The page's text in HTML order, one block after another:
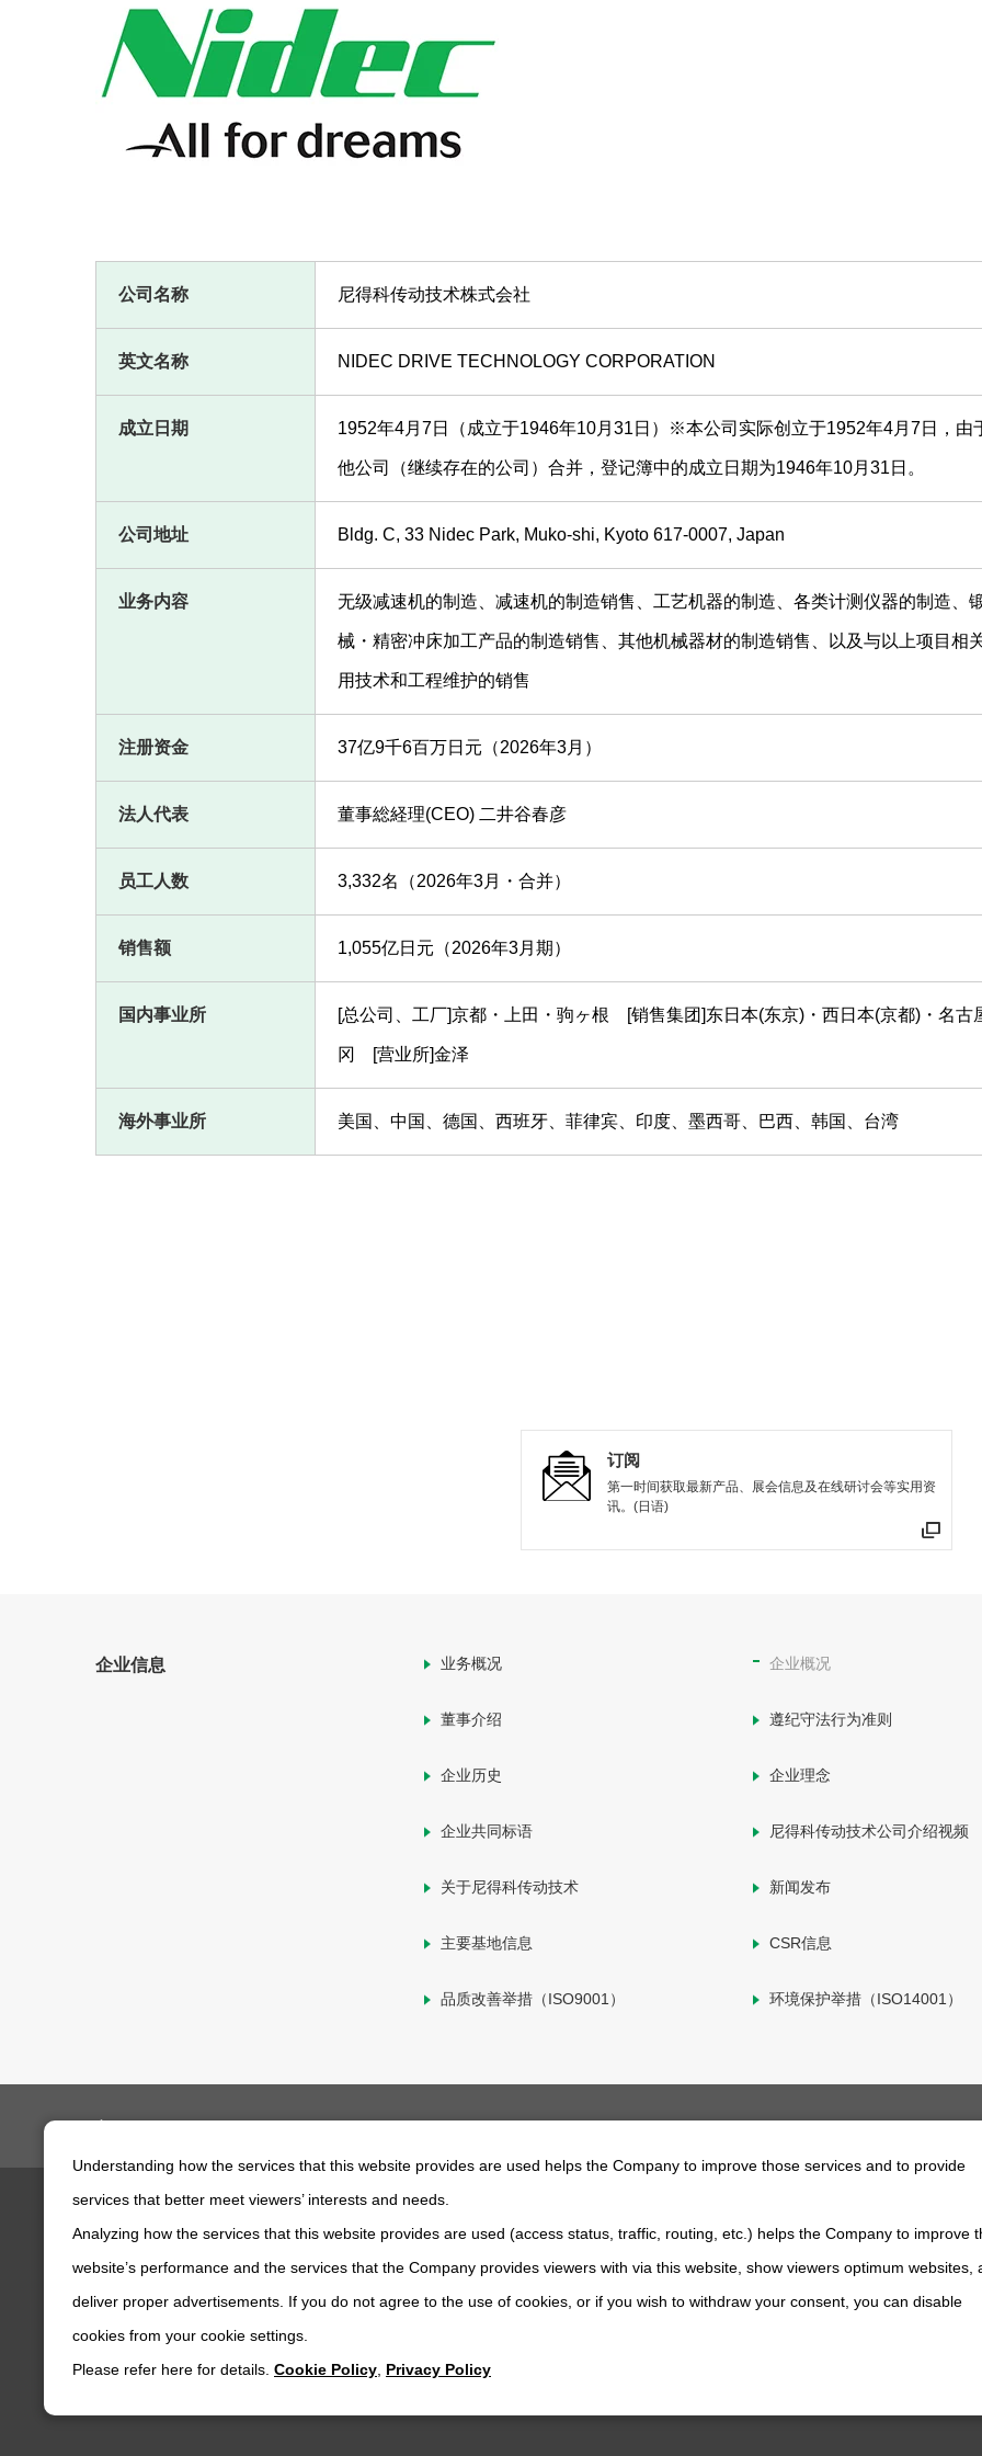
公司名称 尼得科传动技术株式会社
英文名称 NIDEC DRIVE TECHNOLOGY CORPORATION
成立日期 1952年4月7日（成立于1946年10月31日）※本公司实际创立于1952年4月7日，由
他公司（继续存在的公司）合并，登记簿中的成立日期为1946年10月31日。
公司地址 Bldg. C, 33 Nidec Park, Muko-shi, Kyoto 617-0007, Japan
业务内容 无级减速机的制造、减速机的制造销售、工艺机器的制造、各类计测仪器的制造、
械・精密冲床加工产品的制造销售、其他机械器材的制造销售、以及与以上项目相
用技术和工程维护的销售
注册资金 37亿9千6百万日元（2026年3月）
法人代表 董事総経理(CEO) 二井谷春彦
员工人数 3,332名（2026年3月・合并）
销售额 1,055亿日元（2026年3月期）
国内事业所 [总公司、工厂]京都・上田・驹ヶ根 [销售集团]东日本(东京)・西日本(京都)・名古
冈 [营业所]金泽
海外事业所 美国、中国、德国、西班牙、菲律宾、印度、墨西哥、巴西、韩国、台湾
订阅
第一时间获取最新产品、展会信息及在线研讨会等实用资
讯。(日语)
企业信息 业务概况 企业概况
董事介绍 遵纪守法行为准则
企业历史 企业理念
企业共同标语 尼得科传动技术公司介绍视频
关于尼得科传动技术 新闻发布
主要基地信息 CSR信息
品质改善举措（ISO9001） 环境保护举措（ISO14001）
Understanding how the services that this website provides are used helps the Company to improve those services and to provide
services that better meet viewers’ interests and needs.
Analyzing how the services that this website provides are used (access status, traffic, routing, etc.) helps the Company to improve
website’s performance and the services that the Company provides viewers with via this website, show viewers optimum websites,
deliver proper advertisements. If you do not agree to the use of cookies, or if you wish to withdraw your consent, you can disable
cookies from your cookie settings.
Please refer here for details. Cookie Policy Privacy Policy